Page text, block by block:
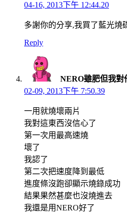
04-16, 2013下午 12:44.20
多謝你的分享,我買了藍光燒
Reply
NERO雖肥但我對
02-09, 2013下午 7:50.39
一用就燒壞兩片
我對這東西沒信心了
第一次用最高速燒
壞了
我認了
第二次把速度降到最低
進度條沒跑卻顯示燒錄成功
結果果然甚麼也沒燒進去
我還是用NERO好了